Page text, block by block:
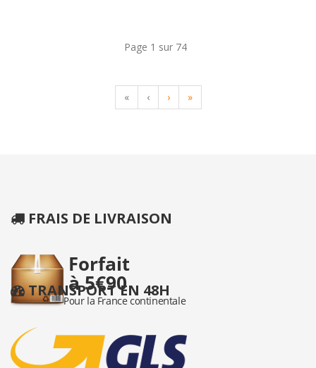
Page 1 sur 74
« ‹ › »
FRAIS DE LIVRAISON
TRANSPORT EN 48H